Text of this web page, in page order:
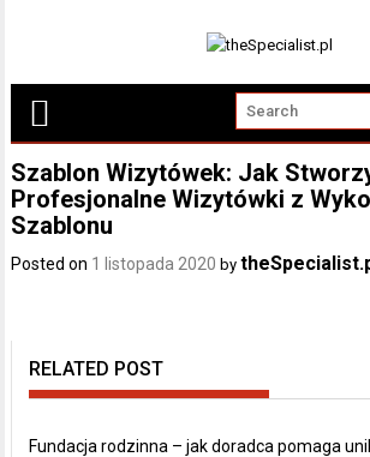
Szablon Wizytówek: Jak
Profesjonalne Wizytówki z
Szablonu
Posted on 1 listopada 2020 by
RELATED POST
Fundacja rodzinna – jak doradca pomaga